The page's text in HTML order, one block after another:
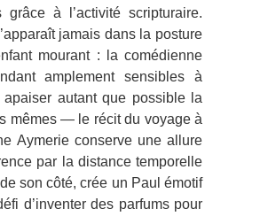
à l’activité scripturaire.
jamais dans la posture
mourant : la comédienne
amplement sensibles à
autant que possible la
mêmes — le récit du voyage à
Aymerie conserve une allure
par la distance temporelle
son côté, crée un Paul émotif
d’inventer des parfums pour